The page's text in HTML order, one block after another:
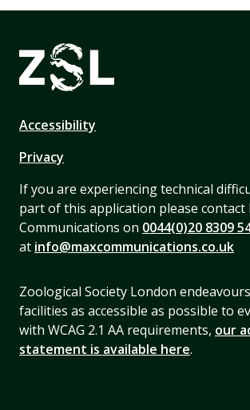
Accessibility
Privacy
If you are experiencing technical
part of this application please contact
Communications on 0044(0)20 8309
at info@maxcommunications.co.uk
Zoological Society London
facilities as accessible as possible to
with WCAG 2.1 AA requirements, our
statement is available here.